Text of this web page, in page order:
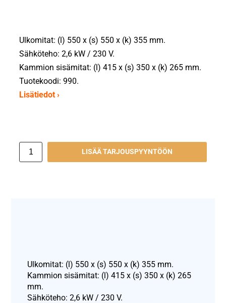
Ulkomitat: (l) 550 x (s) 550 x (k) 355 mm.
Sähköteho: 2,6 kW / 230 V.
Kammion sisämitat: (l) 415 x (s) 350 x (k) 265 mm.
Tuotekoodi: 990.
Lisätiedot ›
LISÄÄ TARJOUSPYYNTÖÖN
Ulkomitat: (l) 550 x (s) 550 x (k) 355 mm.
Kammion sisämitat: (l) 415 x (s) 350 x (k) 265
mm.
Sähköteho: 2,6 kW / 230 V.